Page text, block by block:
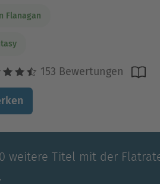
Flanagan
153 Bewertungen
weitere Titel mit der